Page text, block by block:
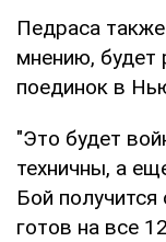
Педраса
мнению, будет
поединок в
"Это будет
техничны, а
Бой
готов на все